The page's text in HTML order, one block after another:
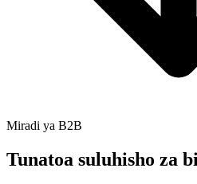
Miradi ya B2B
Tunatoa suluhisho za